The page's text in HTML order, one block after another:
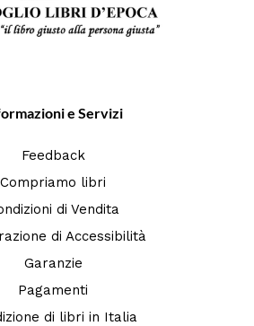
e Servizi
Feedback
Compriamo libri
di Vendita
di Accessibilità
Garanzie
Pagamenti
di libri in Italia